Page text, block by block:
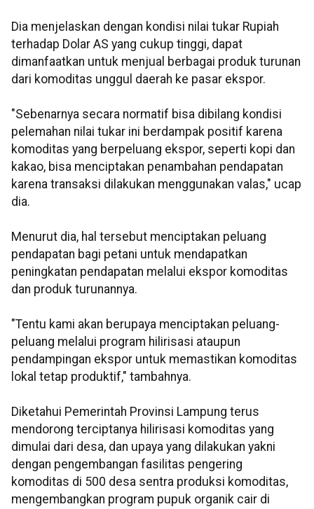
Dia menjelaskan dengan kondisi nilai tukar Rupiah
terhadap Dolar AS yang cukup tinggi, dapat
dimanfaatkan untuk menjual berbagai produk turunan
dari komoditas unggul daerah ke pasar ekspor.
"Sebenarnya secara normatif bisa dibilang kondisi
pelemahan nilai tukar ini berdampak positif karena
komoditas yang berpeluang ekspor, seperti kopi dan
kakao, bisa menciptakan penambahan pendapatan
karena transaksi dilakukan menggunakan valas," ucap
dia.
Menurut dia, hal tersebut menciptakan peluang
pendapatan bagi petani untuk mendapatkan
peningkatan pendapatan melalui ekspor komoditas
dan produk turunannya.
"Tentu kami akan berupaya menciptakan peluang-
peluang melalui program hilirisasi ataupun
pendampingan ekspor untuk memastikan komoditas
lokal tetap produktif," tambahnya.
Diketahui Pemerintah Provinsi Lampung terus
mendorong terciptanya hilirisasi komoditas yang
dimulai dari desa, dan upaya yang dilakukan yakni
dengan pengembangan fasilitas pengering
komoditas di 500 desa sentra produksi komoditas,
mengembangkan program pupuk organik cair di